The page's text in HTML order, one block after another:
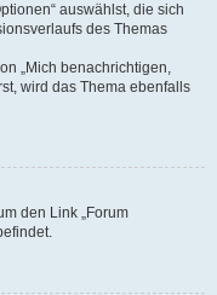
auswählst, die sich
des Themas
„Mich benachrichtigen,
wird das Thema ebenfalls
den Link „Forum